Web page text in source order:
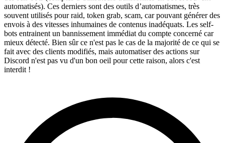
automatisés). Ces derniers sont des outils d’automatismes, très
souvent utilisés pour raid, token grab, scam, car pouvant générer des
envois à des vitesses inhumaines de contenus inadéquats. Les self-
bots entrainent un bannissement immédiat du compte concerné car
mieux détecté. Bien sûr ce n'est pas le cas de la majorité de ce qui se
fait avec des clients modifiés, mais automatiser des actions sur
Discord n'est pas vu d'un bon oeil pour cette raison, alors c'est
interdit !